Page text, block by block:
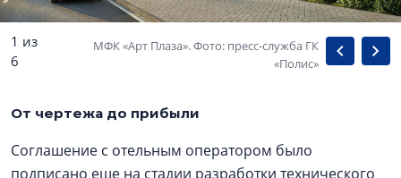
1 из
6
МФК «Арт Плаза». Фото: пресс-служба ГК
«Полис»
От чертежа до прибыли
Соглашение с отельным оператором было
подписано еще на стадии разработки технического